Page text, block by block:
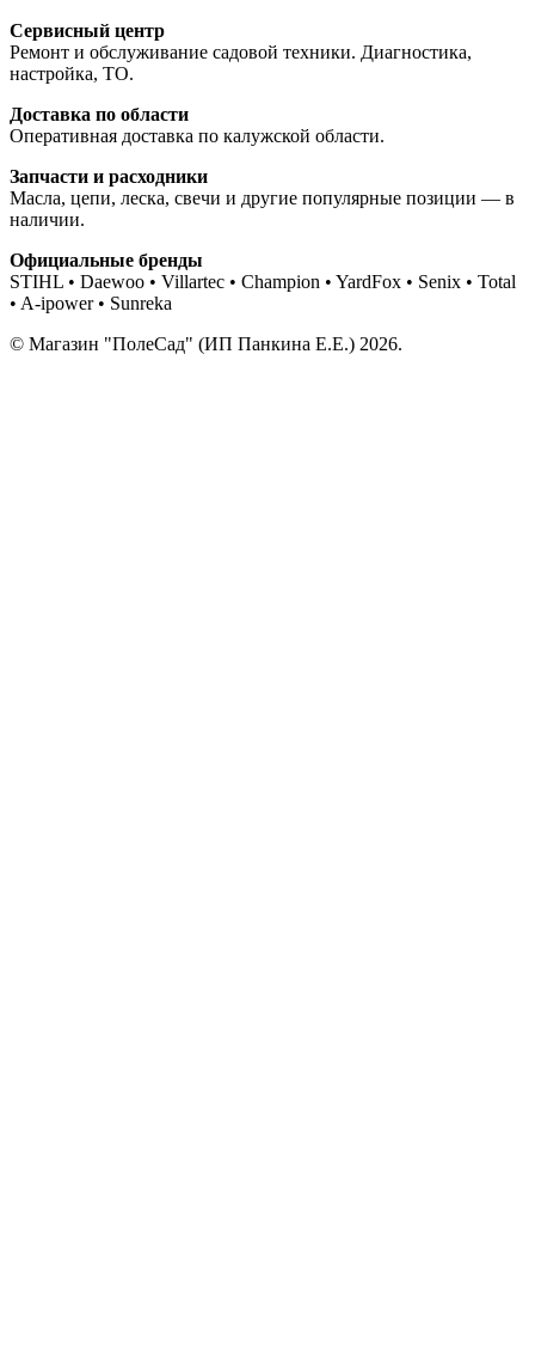
Сервисный центр
Ремонт и обслуживание садовой техники. Диагностика,
настройка, ТО.
Доставка по области
Оперативная доставка по калужской области.
Запчасти и расходники
Масла, цепи, леска, свечи и другие популярные позиции — в
наличии.
Официальные бренды
STIHL • Daewoo • Villartec • Champion • YardFox • Senix • Total
• A-ipower • Sunreka
© Магазин "ПолеСад" (ИП Панкина Е.Е.) 2026.